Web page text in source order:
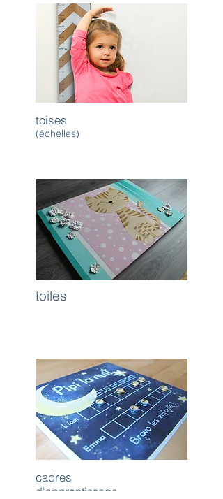
toiles
toises
(échelles)
cadres
d'apprentissage